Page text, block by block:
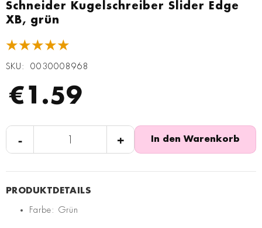
Schneider Kugelschreiber Slider Edge
XB, grün
★★★★★
SKU 0030008968
€1.59
- + In den Warenkorb
Farbe: Grün
Anfang
der
Bildgalerie
springen